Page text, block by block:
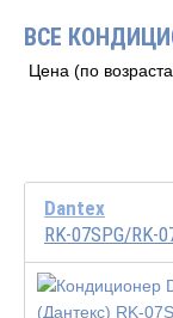
ВСЕ
Dantex
RK-07SPG/RK-